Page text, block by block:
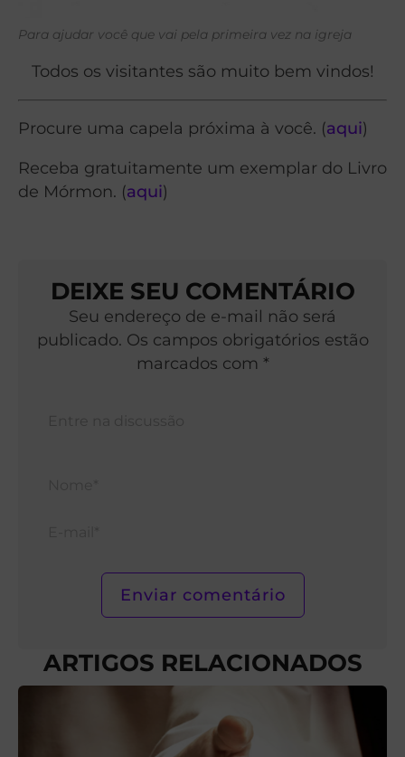
Para ajudar você que vai pela primeira vez na igreja
Todos os visitantes são muito bem vindos!
Procure uma capela próxima à você. (aqui)
Receba gratuitamente um exemplar do Livro
de Mórmon. (aqui)
DEIXE SEU COMENTÁRIO
Seu endereço de e-mail não será
publicado. Os campos obrigatórios estão
marcados com *
ARTIGOS RELACIONADOS